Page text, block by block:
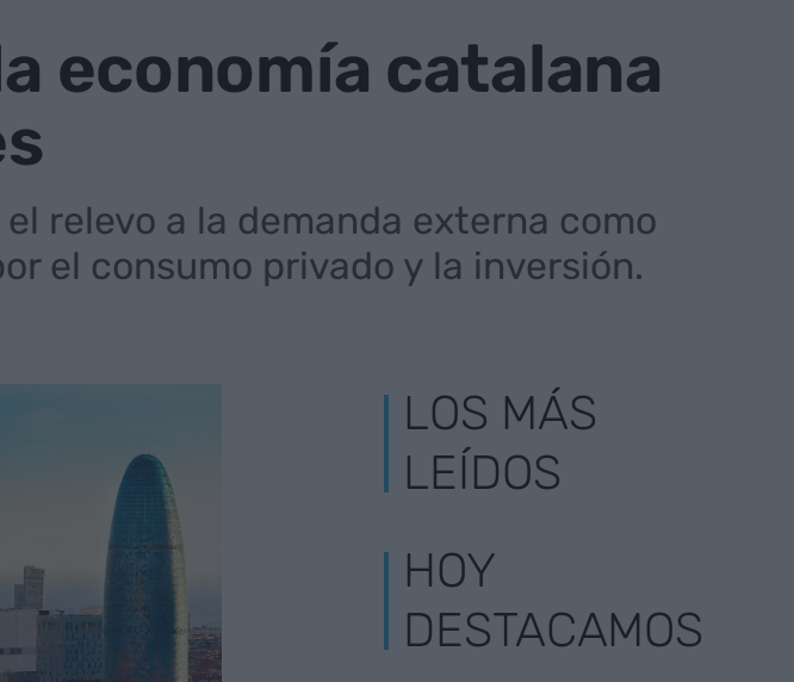
economía catalana
relevo a la demanda externa como
el consumo privado y la inversión.
LOS MÁS
LEÍDOS
HOY
DESTACAMOS